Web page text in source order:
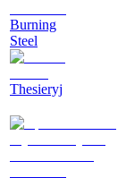
Burning
Steel
Thesieryj